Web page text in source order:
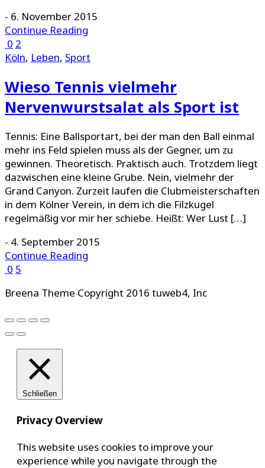
- 6. November 2015
Continue Reading
0 2
Köln, Leben, Sport
Wieso Tennis vielmehr
Nervenwurstsalat als Sport ist
Tennis: Eine Ballsportart, bei der man den Ball einmal
mehr ins Feld spielen muss als der Gegner, um zu
gewinnen. Theoretisch. Praktisch auch. Trotzdem liegt
dazwischen eine kleine Grube. Nein, vielmehr der
Grand Canyon. Zurzeit laufen die Clubmeisterschaften
in dem Kölner Verein, in dem ich die Filzkugel
regelmäßig vor mir her schiebe. Heißt: Wer Lust […]
- 4. September 2015
Continue Reading
0 5
Breena Theme Copyright 2016 tuweb4, Inc
Schließen
Privacy Overview
This website uses cookies to improve your
experience while you navigate through the